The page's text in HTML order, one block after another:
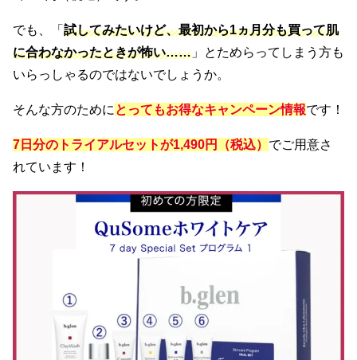
でも、「 試してみたいけど、最初から1ヵ月分も買って肌
に合わなかったときが怖い…… 」とためらってしまう方も
いらっしゃるのではないでしょうか。
そんな方のために とってもお得なキャンペーン情報です！
7日分のトライアルセットが1,490円（税込） でご用意さ
れています！